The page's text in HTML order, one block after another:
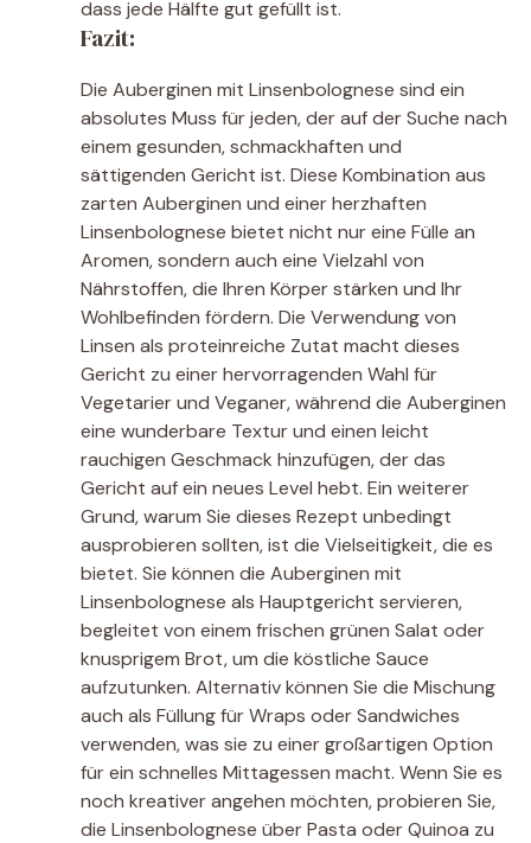
dass jede Hälfte gut gefüllt ist.
Fazit:
Die Auberginen mit Linsenbolognese sind ein
absolutes Muss für jeden, der auf der Suche nach
einem gesunden, schmackhaften und
sättigenden Gericht ist. Diese Kombination aus
zarten Auberginen und einer herzhaften
Linsenbolognese bietet nicht nur eine Fülle an
Aromen, sondern auch eine Vielzahl von
Nährstoffen, die Ihren Körper stärken und Ihr
Wohlbefinden fördern. Die Verwendung von
Linsen als proteinreiche Zutat macht dieses
Gericht zu einer hervorragenden Wahl für
Vegetarier und Veganer, während die Auberginen
eine wunderbare Textur und einen leicht
rauchigen Geschmack hinzufügen, der das
Gericht auf ein neues Level hebt. Ein weiterer
Grund, warum Sie dieses Rezept unbedingt
ausprobieren sollten, ist die Vielseitigkeit, die es
bietet. Sie können die Auberginen mit
Linsenbolognese als Hauptgericht servieren,
begleitet von einem frischen grünen Salat oder
knusprigem Brot, um die köstliche Sauce
aufzutunken. Alternativ können Sie die Mischung
auch als Füllung für Wraps oder Sandwiches
verwenden, was sie zu einer großartigen Option
für ein schnelles Mittagessen macht. Wenn Sie es
noch kreativer angehen möchten, probieren Sie,
die Linsenbolognese über Pasta oder Quinoa zu